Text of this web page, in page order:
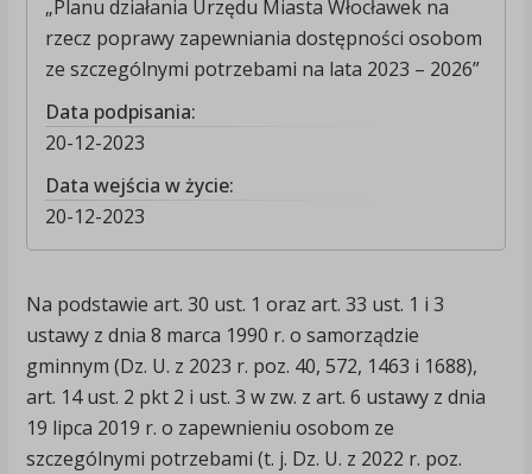
„Planu działania Urzędu Miasta Włocławek na
rzecz poprawy zapewniania dostępności osobom
ze szczególnymi potrzebami na lata 2023 – 2026”
Data podpisania:
20-12-2023
Data wejścia w życie:
20-12-2023
Na podstawie art. 30 ust. 1 oraz art. 33 ust. 1 i 3
ustawy z dnia 8 marca 1990 r. o samorządzie
gminnym (Dz. U. z 2023 r. poz. 40, 572, 1463 i 1688),
art. 14 ust. 2 pkt 2 i ust. 3 w zw. z art. 6 ustawy z dnia
19 lipca 2019 r. o zapewnieniu osobom ze
szczególnymi potrzebami (t. j. Dz. U. z 2022 r. poz.